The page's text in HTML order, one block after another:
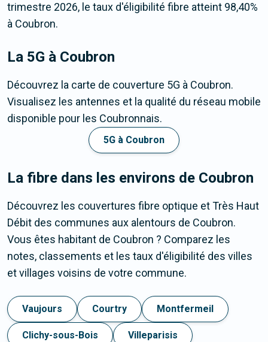
trimestre 2026, le taux d'éligibilité fibre atteint 98,40%
à Coubron.
La 5G à Coubron
Découvrez la carte de couverture 5G à Coubron.
Visualisez les antennes et la qualité du réseau mobile
disponible pour les Coubronnais.
5G à Coubron
La fibre dans les environs de Coubron
Découvrez les couvertures fibre optique et Très Haut
Débit des communes aux alentours de Coubron.
Vous êtes habitant de Coubron ? Comparez les
notes, classements et les taux d'éligibilité des villes
et villages voisins de votre commune.
Vaujours Courtry Montfermeil
Clichy-sous-Bois Villeparisis